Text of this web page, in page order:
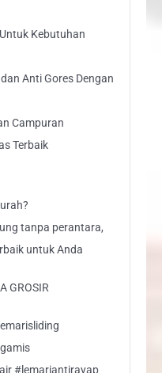
Kebutuhan
Anti Gores Dengan
Campuran
Terbaik
tanpa perantara,
untuk Anda
GROSIR
#lemariantirayap